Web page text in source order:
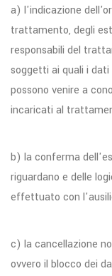
a) l'indicazione
trattamento, degli
responsabili del
soggetti ai quali i
possono venire a
incaricati al
b) la conferma
riguardano e delle
effettuato con
c) la cancellazione
ovvero il blocco dei